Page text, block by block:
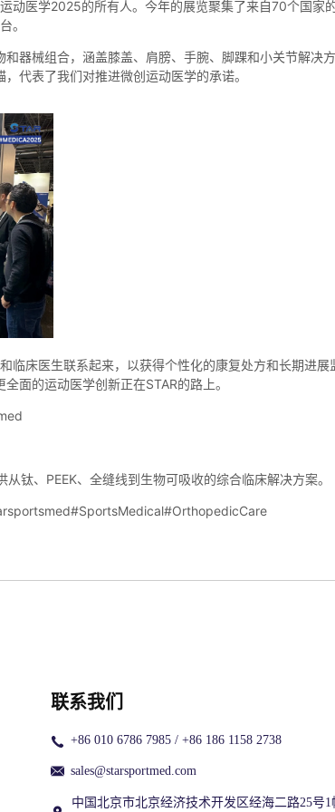
联系我们
+86 010 6786 7985 / +86 186 1158 2738
sales@starsportmed.com
中国北京市北京经济技术开发区经海二路25号1